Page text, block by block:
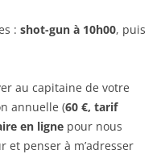
: shot-gun à 10h00, puis
au capitaine de votre
annuelle (60 €, tarif
en ligne pour nous
et penser à m’adresser